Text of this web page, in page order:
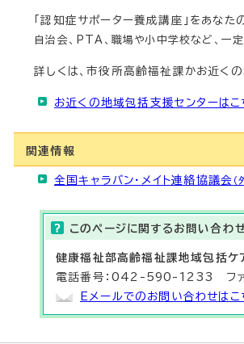
「認知症サポーター養成講座」をあなた
自治会、PTA、職場や小中学校など、一
詳しくは、市役所高齢福祉課かお近く
お近くの地域包括支援センターはこ
関連情報
全国キャラバン・メイト連絡協議会 （
このページに関する お問い合わ
健康福祉部高齢福祉課地域包括ケ
電話番号：042-590-1233 フ
Eメールでのお問い合わせはこ